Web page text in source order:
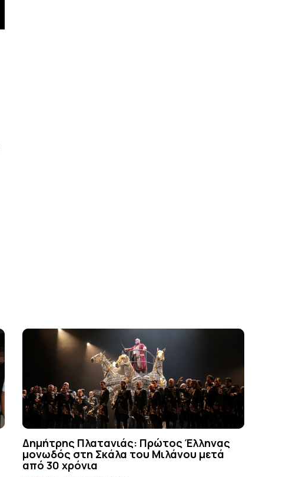
Δημήτρης Πλατανιάς: Πρώτος Έλληνας
μονωδός στη Σκάλα του Μιλάνου μετά
από 30 χρόνια